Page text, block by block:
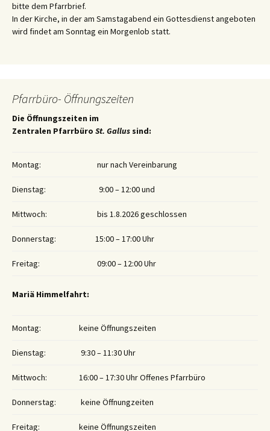
bitte dem Pfarrbrief.
In der Kirche, in der am Samstagabend ein Gottesdienst angeboten
wird findet am Sonntag ein Morgenlob statt.
Pfarrbüro- Öffnungszeiten
Die Öffnungszeiten im
Zentralen Pfarrbüro St. Gallus sind:
Montag: nur nach Vereinbarung
Dienstag: 9:00 – 12:00 und
Mittwoch: bis 1.8.2026 geschlossen
Donnerstag: 15:00 – 17:00 Uhr
Freitag: 09:00 – 12:00 Uhr
Mariä Himmelfahrt:
Montag: keine Öffnungszeiten
Dienstag: 9:30 – 11:30 Uhr
Mittwoch: 16:00 – 17:30 Uhr Offenes Pfarrbüro
Donnerstag: keine Öffnungzeiten
Freitag: keine Öffnungszeiten